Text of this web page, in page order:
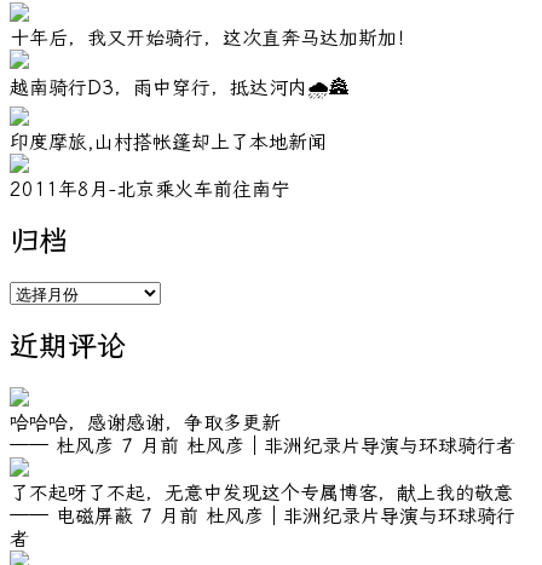
十年后，我又开始骑行，这次直奔马达加斯加！
越南骑行D3，雨中穿行，抵达河内🌧️🏯
印度摩旅,山村搭帐篷却上了本地新闻
2011年8月-北京乘火车前往南宁
归档
归
近期评论
哈哈哈，感谢感谢，争取多更新
—— 杜风彦 7 月前 杜风彦｜非洲纪录片导演与环球骑行者
了不起呀了不起，无意中发现这个专属博客，献上我的敬意
—— 电磁屏蔽 7 月前 杜风彦｜非洲纪录片导演与环球骑行
者